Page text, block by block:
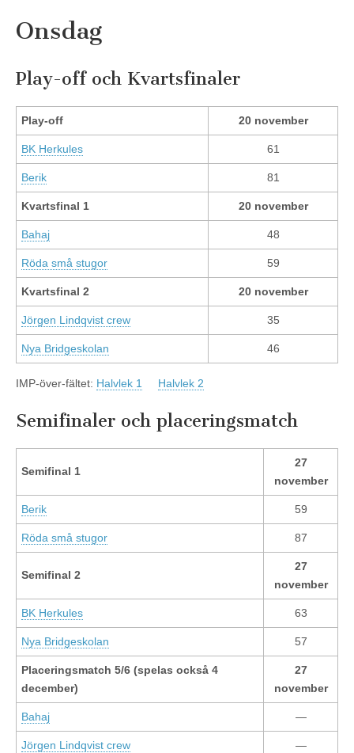
Onsdag
Play-off och Kvartsfinaler
Play-off 20 november
BK Herkules 61
Berik 81
Kvartsfinal 1 20 november
Bahaj 48
Röda små stugor 59
Kvartsfinal 2 20 november
Jörgen Lindqvist crew 35
Nya Bridgeskolan 46
IMP-över-fältet: Halvlek 1 Halvlek 2
Semifinaler och placeringsmatch
Semifinal 1
27
november
Berik 59
Röda små stugor 87
Semifinal 2
27
november
BK Herkules 63
Nya Bridgeskolan 57
Placeringsmatch 5/6 (spelas också 4
december)
27
november
Bahaj —
Jörgen Lindqvist crew —